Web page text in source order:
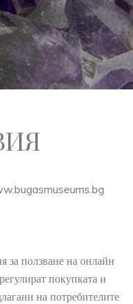
за ползване на онлайн
покупката и
на потребителите